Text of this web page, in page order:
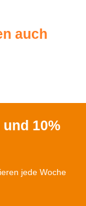
auch
10%
jede Woche